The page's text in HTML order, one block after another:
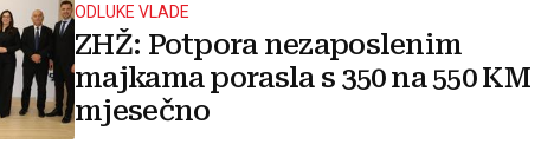
ODLUKE VLADE
ZHŽ: Potpora nezaposlenim
majkama porasla s 350 na 550 KM
mjesečno